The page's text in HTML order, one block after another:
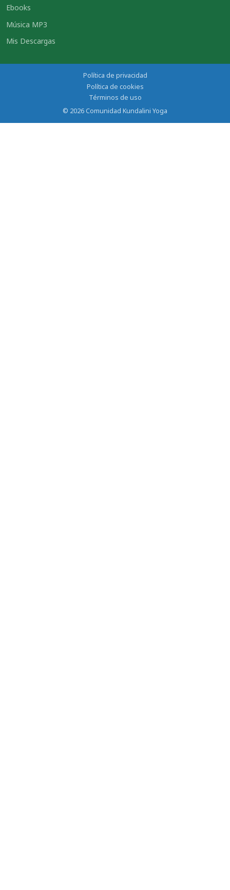
Ebooks
Música MP3
Mis Descargas
Política de privacidad
Política de cookies
Términos de uso
© 2026 Comunidad Kundalini Yoga